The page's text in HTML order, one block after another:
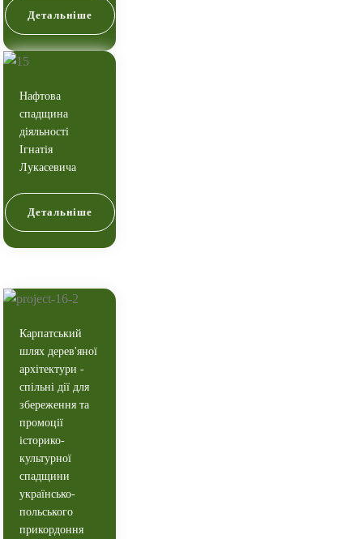
Детальніше
Нафтова
спадщина
діяльності
Ігнатія
Лукасевича
Детальніше
Карпатський
шлях дерев'яної
архітектури -
спільні дії для
збереження та
промоції
історико-
культурної
спадщини
українсько-
польського
прикордоння